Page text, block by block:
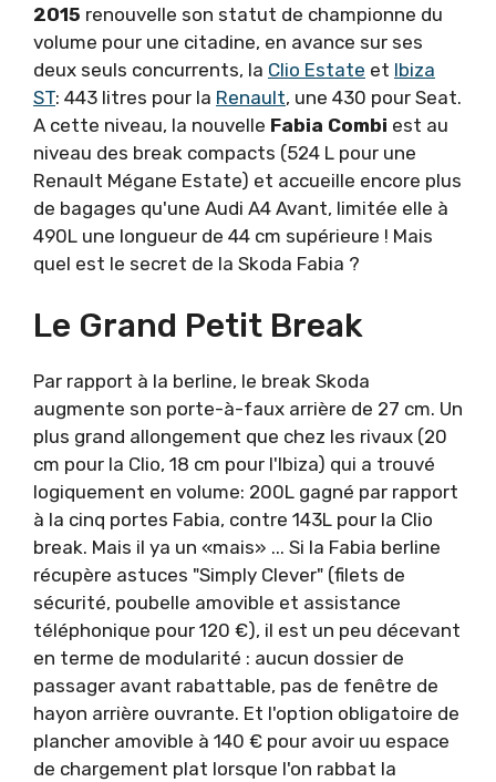
2015 renouvelle son statut de championne du
volume pour une citadine, en avance sur ses
deux seuls concurrents, la Clio Estate et Ibiza
ST: 443 litres pour la Renault, une 430 pour Seat.
A cette niveau, la nouvelle Fabia Combi est au
niveau des break compacts (524 L pour une
Renault Mégane Estate) et accueille encore plus
de bagages qu'une Audi A4 Avant, limitée elle à
490L une longueur de 44 cm supérieure ! Mais
quel est le secret de la Skoda Fabia ?
Le Grand Petit Break
Par rapport à la berline, le break Skoda
augmente son porte-à-faux arrière de 27 cm. Un
plus grand allongement que chez les rivaux (20
cm pour la Clio, 18 cm pour l'Ibiza) qui a trouvé
logiquement en volume: 200L gagné par rapport
à la cinq portes Fabia, contre 143L pour la Clio
break. Mais il ya un «mais» ... Si la Fabia berline
récupère astuces "Simply Clever" (filets de
sécurité, poubelle amovible et assistance
téléphonique pour 120 €), il est un peu décevant
en terme de modularité : aucun dossier de
passager avant rabattable, pas de fenêtre de
hayon arrière ouvrante. Et l'option obligatoire de
plancher amovible à 140 € pour avoir uu espace
de chargement plat lorsque l'on rabbat la